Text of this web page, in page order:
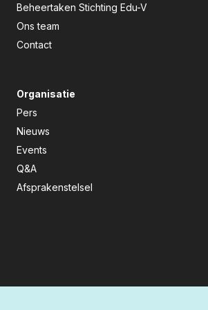
Beheertaken Stichting Edu-V
Ons team
Contact
Organisatie
Pers
Nieuws
Events
Q&A
Afsprakenstelsel